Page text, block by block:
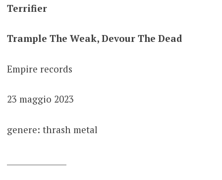
Terrifier
Trample The Weak, Devour The Dead
Empire records
23 maggio 2023
genere: thrash metal